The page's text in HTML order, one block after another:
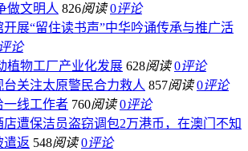
做文明人 826阅读 0评论
开展“留住读书声”中华吟诵传承与推广活
评论
植物工厂产业化发展 628阅读 0评论
台关注太原警民合力救人 857阅读 0评论
一线工作者 760阅读 0评论
店遭保洁员盗窃调包2万港币，在澳门不知
遣返 548阅读 0评论